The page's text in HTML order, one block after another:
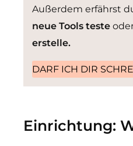
Außerdem erfährst
neue Tools teste
erstelle.
DARF ICH DIR
Einrichtung: